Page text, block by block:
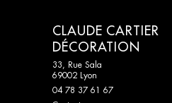
CLAUDE CARTIER
DÉCORATION
33, Rue Sala
69002 Lyon
04 78 37 61 67